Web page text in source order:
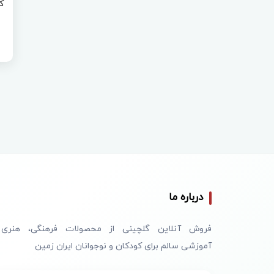
درباره ما
فروش آنلاین گلچینی از محصولات فرهنگی،
آموزشی سالم برای کودکان و نوجوانان ایران زمین